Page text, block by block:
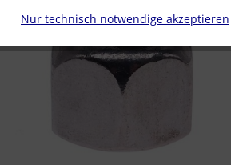
Nur technisch notwendige akzeptieren